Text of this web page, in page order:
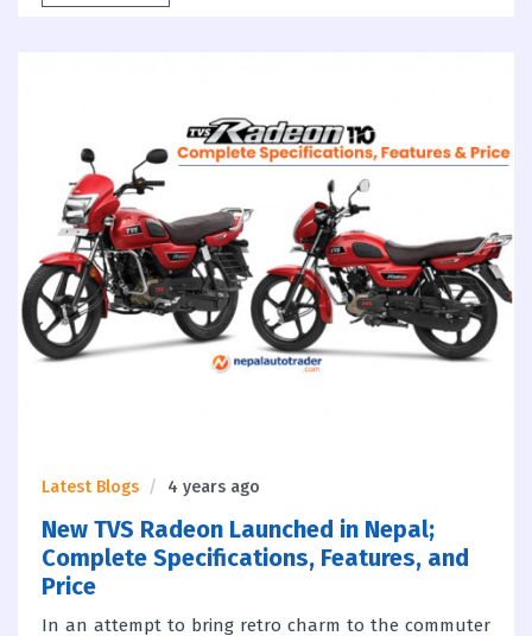
Latest Blogs 4 years ago
New TVS Radeon Launched in Nepal;
Complete Specifications, Features, and
Price
In an attempt to bring retro charm to the commuter